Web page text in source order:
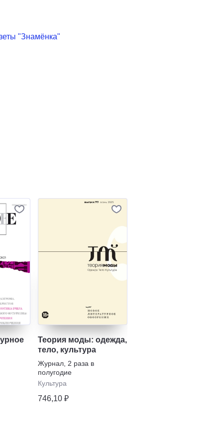
"Знамёнка"
Теория моды: одежда,
тело, культура
Журнал 2 раза в
полугодие
Культура
746,10 ₽